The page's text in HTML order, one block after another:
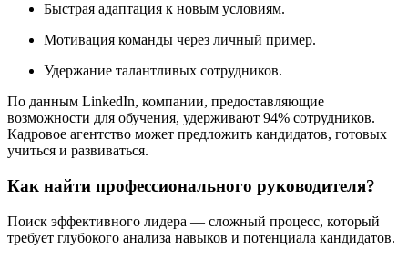
Быстрая адаптация к новым условиям.
Мотивация команды через личный пример.
Удержание талантливых сотрудников.
По данным LinkedIn, компании, предоставляющие
возможности для обучения, удерживают 94% сотрудников.
Кадровое агентство может предложить кандидатов, готовых
учиться и развиваться.
Как найти профессионального руководителя?
Поиск эффективного лидера — сложный процесс, который
требует глубокого анализа навыков и потенциала кандидатов.